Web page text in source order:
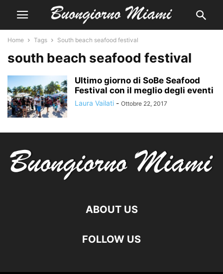
Home Tags South beach seafood festival
south beach seafood festival
Ultimo giorno di SoBe Seafood
Festival con il meglio degli eventi
Laura Vailati - Ottobre 22, 2017
ABOUT US
FOLLOW US